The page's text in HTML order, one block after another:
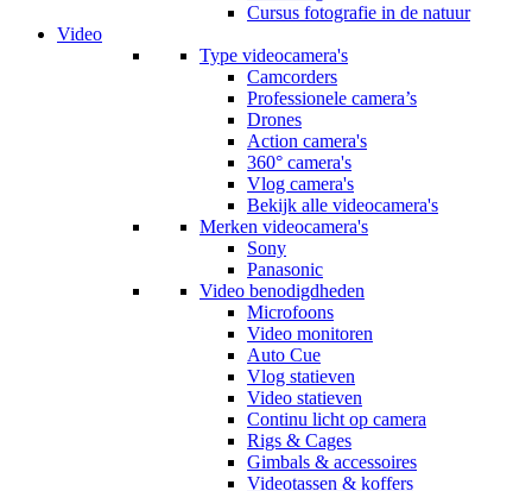
Cursus fotografie in de natuur
Video
Type videocamera's
Camcorders
Professionele camera’s
Drones
Action camera's
360° camera's
Vlog camera's
Bekijk alle videocamera's
Merken videocamera's
Sony
Panasonic
Video benodigdheden
Microfoons
Video monitoren
Auto Cue
Vlog statieven
Video statieven
Continu licht op camera
Rigs & Cages
Gimbals & accessoires
Videotassen & koffers